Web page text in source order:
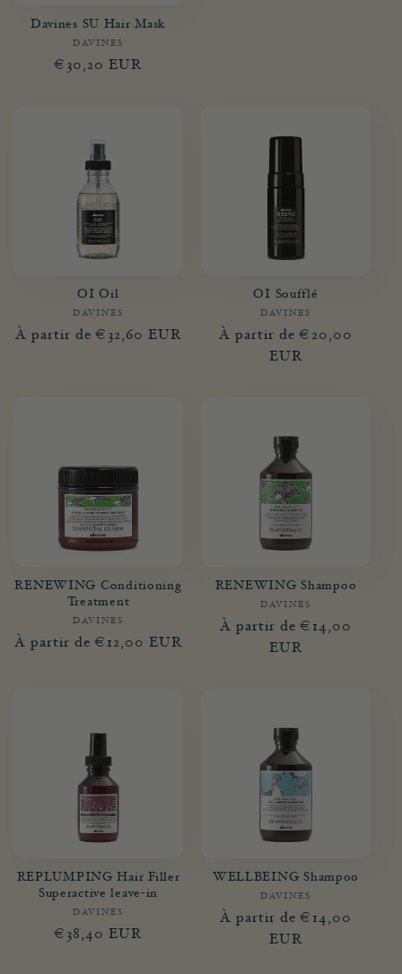
Davines SU Hair Mask
Fournisseur :
DAVINES
Prix
€30,20 EUR
OI Oil
Fournisseur :
DAVINES
Prix
À partir de €32,60 EUR
OI Soufflé
Fournisseur :
DAVINES
PrixÀ partir de €20,00
EUR
RENEWING Conditioning
Treatment
Fournisseur :
DAVINES
Prix
À partir de €12,00 EUR
RENEWING Shampoo
Fournisseur :
DAVINES
PrixÀ partir de €14,00
EUR
REPLUMPING Hair Filler
Superactive leave-in
Fournisseur :
DAVINES
Prix
€38,40 EUR
WELLBEING Shampoo
Fournisseur :
DAVINES
PrixÀ partir de €14,00
EUR